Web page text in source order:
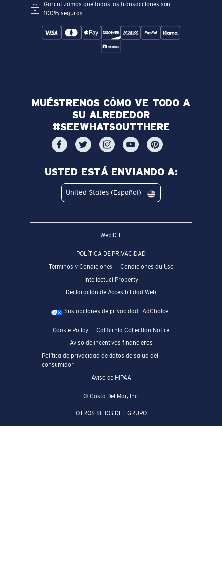
Garantizamos que todas las transacciones son
100% seguras
MUÉSTRENOS CÓMO VE TODO A
SU ALREDEDOR
#SEEWHATSOUTTHERE
USTED ESTÁ ENVIANDO A:
United States (Español)
WebID #
POLÍTICA DE PRIVACIDAD
Terminos y Condiciones
Condiciones du Uso
Intellectual Property
Declaración de Accesibilidad Web
Sus opciones de privacidad AdChoice
Cookie Policy
California Collection Notice
Aviso de incentivos financieros
Política de privacidad de datos de salud del
consumidor
Aviso de HIPAA
© Costa Del Mar, Inc.
OTROS SITIOS DEL GRUPO